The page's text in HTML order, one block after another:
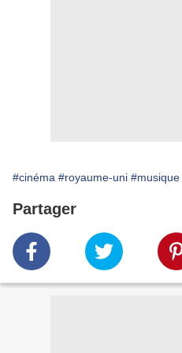
#cinéma #royaume-uni #musique
Partager